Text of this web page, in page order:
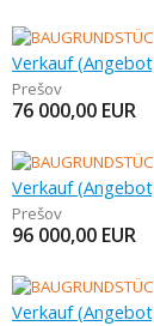
Verkauf
Prešov
76 000,00 EUR
Verkauf
Prešov
96 000,00 EUR
Verkauf